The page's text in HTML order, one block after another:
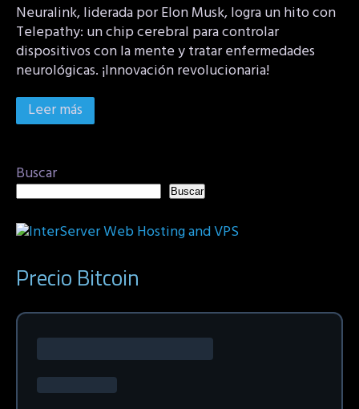
Neuralink, liderada por Elon Musk, logra un hito con
Telepathy: un chip cerebral para controlar
dispositivos con la mente y tratar enfermedades
neurológicas. ¡Innovación revolucionaria!
Leer más
Buscar
Buscar
Precio Bitcoin